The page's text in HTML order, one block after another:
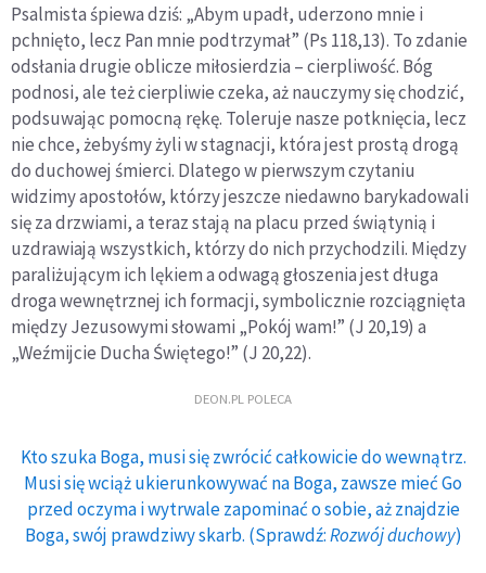
Psalmista śpiewa dziś: „Abym upadł, uderzono mnie i
pchnięto, lecz Pan mnie podtrzymał” (Ps 118,13). To zdanie
odsłania drugie oblicze miłosierdzia – cierpliwość. Bóg
podnosi, ale też cierpliwie czeka, aż nauczymy się chodzić,
podsuwając pomocną rękę. Toleruje nasze potknięcia, lecz
nie chce, żebyśmy żyli w stagnacji, która jest prostą drogą
do duchowej śmierci. Dlatego w pierwszym czytaniu
widzimy apostołów, którzy jeszcze niedawno barykadowali
się za drzwiami, a teraz stają na placu przed świątynią i
uzdrawiają wszystkich, którzy do nich przychodzili. Między
paraliżującym ich lękiem a odwagą głoszenia jest długa
droga wewnętrznej ich formacji, symbolicznie rozciągnięta
między Jezusowymi słowami „Pokój wam!” (J 20,19) a
„Weźmijcie Ducha Świętego!” (J 20,22).
DEON.PL POLECA
Kto szuka Boga, musi się zwrócić całkowicie do wewnątrz.
Musi się wciąż ukierunkowywać na Boga, zawsze mieć Go
przed oczyma i wytrwale zapominać o sobie, aż znajdzie
Boga, swój prawdziwy skarb. (Sprawdź:Rozwój duchowy)